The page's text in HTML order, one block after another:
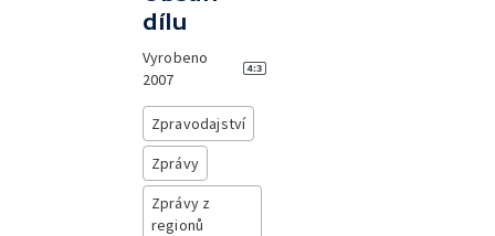
dílu
Vyrobeno
2007
Zpravodajství
Zprávy
Zprávy z
regionů